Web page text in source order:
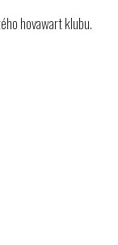
hovawart klubu.